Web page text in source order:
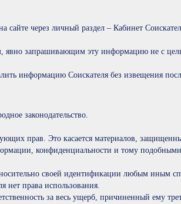
через личный раздел – Кабинет
явно запрашивающим эту информацию не с
информацию Соискателя без извещения
законодательство.
прав. Это касается материалов,
конфиденциальности и тому
своей идентификации любым иным
нет права использования.
за весь ущерб, причиненный ему